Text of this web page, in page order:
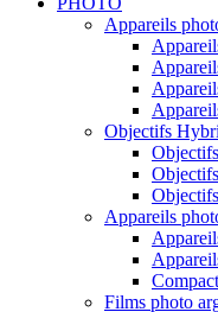
Appareils
Objectifs
Appareils
Films photo